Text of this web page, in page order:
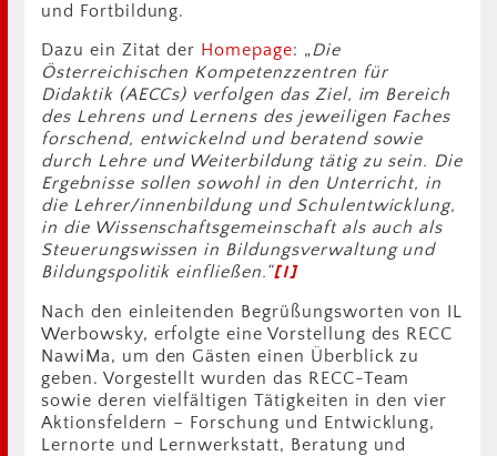
und Fortbildung.
Dazu ein Zitat der Homepage: „Die
Österreichischen Kompetenzzentren für
Didaktik (AECCs) verfolgen das Ziel, im Bereich
des Lehrens und Lernens des jeweiligen Faches
forschend, entwickelnd und beratend sowie
durch Lehre und Weiterbildung tätig zu sein. Die
Ergebnisse sollen sowohl in den Unterricht, in
die Lehrer/innenbildung und Schulentwicklung,
in die Wissenschaftsgemeinschaft als auch als
Steuerungswissen in Bildungsverwaltung und
Bildungspolitik einfließen.“[1]
Nach den einleitenden Begrüßungsworten von IL
Werbowsky, erfolgte eine Vorstellung des RECC
NawiMa, um den Gästen einen Überblick zu
geben. Vorgestellt wurden das RECC-Team
sowie deren vielfältigen Tätigkeiten in den vier
Aktionsfeldern – Forschung und Entwicklung,
Lernorte und Lernwerkstatt, Beratung und